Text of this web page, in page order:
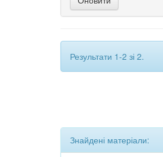
Результати 1-2 зі 2.
Знайдені матеріали: